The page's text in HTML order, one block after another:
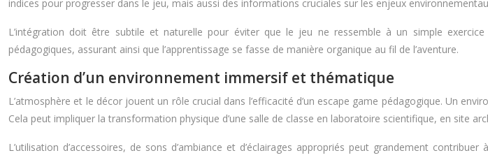
indices pour progresser dans le jeu, mais aussi des informations cruciales sur les enjeux
L’intégration doit être subtile et naturelle pour éviter que le jeu ne ressemble à un simple
pédagogiques, assurant ainsi que l’apprentissage se fasse de manière organique au fil de l’aventure.
Création d’un environnement immersif et thématique
L’atmosphère et le décor jouent un rôle crucial dans l’efficacité d’un escape game pédagogique. Un
Cela peut impliquer la transformation physique d’une salle de classe en laboratoire scientifique, en site
L’utilisation d’accessoires, de sons d’ambiance et d’éclairages appropriés peut grandement